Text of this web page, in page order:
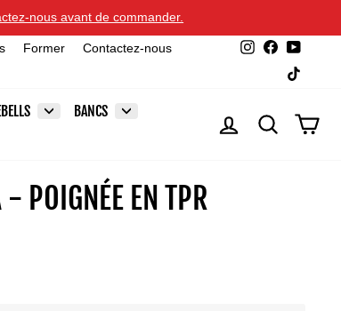
nous avant de commander.
Former
Contactez-nous
Instagram
Facebook
BANCS
SE CONNECTER
- POIGNÉE EN TPR